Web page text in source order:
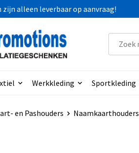
alleen leverbaar op aanvraag!
Werkkleding Sportkleding
en Pashouders Naamkaarthouders